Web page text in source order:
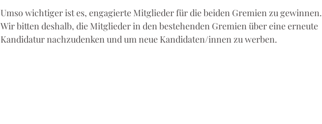
Umso wichtiger ist es, engagierte Mitglieder für die beiden Gremien zu gewinnen.
Wir bitten deshalb, die Mitglieder in den bestehenden Gremien über eine erneute
Kandidatur nachzudenken und um neue Kandidaten/innen zu werben.